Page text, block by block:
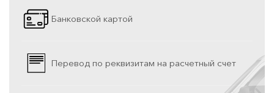
Банковской картой
Перевод по реквизитам на расчетный счет